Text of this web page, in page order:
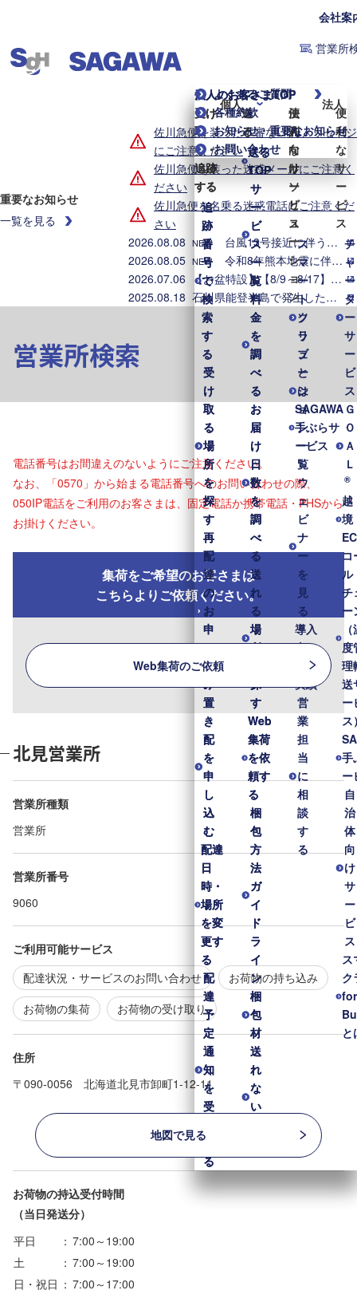
会社案
営業所
個人
個人のお客さまTOP
受け
取
る・
追跡
する
追
跡
番
号
で
検
索
す
る
受
け
取
る
場
所
を
探
す
再
配
達
の
お
申
し
込
み
置
き
配
を
申
し
込
む
配達
日
時・
場所
を変
更す
る
配
達
予
定
通
知
を
受
取
る
送
る
送る
TOP
サ
ー
ビ
ス
一
覧
料
金
を
調
べ
る
お
届
け
日
数
を
調
べ
る
送
れ
る
場
所
探
す
Web
集荷
を依
頼す
る
梱
包
方
法
ガ
イ
ド
ラ
イ
ン
梱
包
材
送
れ
な
い
便
利
な
サ
ー
ビ
ス
ス
マ
ー
ト
ク
ラ
ブ
と
は
SAGAWA
手ぶらサ
ービス
法人
法人のお客さまTOP
受け
取
る・
追跡
する
追
跡
番
号
で
検
索
す
る
受
け
取
る
場
所
を
探
す
再
配
達
の
お
申
し
込
み
置
き
配
を
申
し
込
む
配達
日
時・
場所
を変
更す
る
配
達
予
定
通
知
を
受
取
る
送
る
送る
TOP
サ
ー
ビ
ス
一
覧
料
金
を
調
べ
る
お
届
け
日
数
を
調
べ
る
送
れ
る
場
所
探
す
Web
集荷
を依
頼す
る
梱
包
方
法
ガ
イ
ド
ラ
イ
ン
梱
包
材
送
れ
な
い
法
人
向
け
ソ
リ
ュ
ー
シ
ョ
ン
ソ
リ
ュ
ー
シ
ョ
ン
一
覧
ウ
ェ
ビ
ナ
ー
を
見
る
導入
事
例・
実績
営
業
担
当
に
相
談
す
る
便
利
な
サ
ー
ビ
ス
チ
ャ
ー
タ
ー
サ
ー
ビ
ス
Ｇ
Ｏ
Ａ
Ｌ
®
越
境
EC
コ
ル
チ
ー
度
理
送
ー
ス
手
ー
自
治
体
向
け
サ
ー
ビ
ス
ス
ク
for
と
よくあるご質問
各種約款
お知らせ・重要なお知らせ
お問い合わせ
重要なお知らせ
一覧を見る
佐川急便を装った不審なLINEメッセージ
にご注意ください
佐川急便を装った迷惑メールにご注意く
ださい
佐川急便を名乗る迷惑電話にご注意くだ
さい
2026.08.08 NEW
台風13号接近に伴う集配業務への影響について（2026年8月8日7時時点）
2026.08.05 NEW
令和8年熊本地震に伴う集配への影響について（2026年8月5日8時時点）
2026.07.06
【お盆特設】【8/9～8/17】お盆期間中の集配業務のご案内
2025.08.18
石川県能登半島で発生した地震・大雨に伴う配送への影響について
営業所検索
電話番号はお間違えのないようにご注意ください。
なお、「0570」から始まる電話番号へのお問い合わせの際、
050IP電話をご利用のお客さまは、固定電話か携帯電話・PHSから
お掛けください。
集荷をご希望のお客さまは
こちらよりご依頼ください。
Web集荷のご依頼
北見営業所
営業所種類
営業所
営業所番号
9060
ご利用可能サービス
配達状況・サービスのお問い合わせ
お荷物の持ち込み
お荷物の集荷
お荷物の受け取り
住所
〒090-0056 北海道北見市卸町1-12-11
地図で見る
お荷物の持込受付時間
（当日発送分）
平日
： 7:00～19:00
土
： 7:00～19:00
日・祝日 ： 7:00～17:00